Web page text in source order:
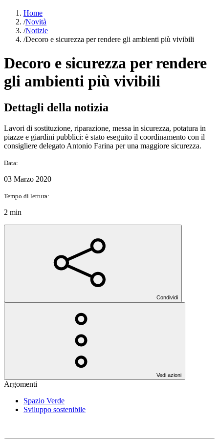
Home
/Novità
/Notizie
/Decoro e sicurezza per rendere gli ambienti più vivibili
Decoro e sicurezza per rendere
gli ambienti più vivibili
Dettagli della notizia
Lavori di sostituzione, riparazione, messa in sicurezza, potatura in
piazze e giardini pubblici: è stato eseguito il coordinamento con il
consigliere delegato Antonio Farina per una maggiore sicurezza.
Data:
03 Marzo 2020
Tempo di lettura:
2 min
Condividi
Vedi azioni
Argomenti
Spazio Verde
Sviluppo sostenibile